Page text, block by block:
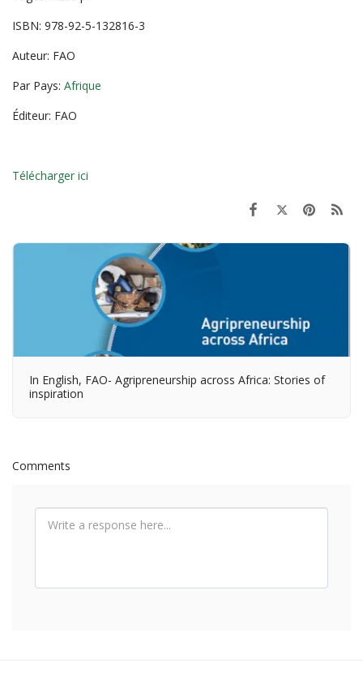
ISBN: 978-92-5-132816-3
Auteur: FAO
Par Pays: Afrique
Éditeur: FAO
Télécharger ici
In English, FAO- Agripreneurship across Africa: Stories of
inspiration
Comments